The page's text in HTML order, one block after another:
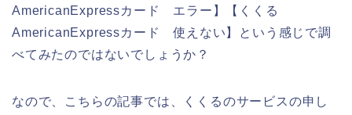
AmericanExpressカード エラー】【くくる
AmericanExpressカード 使えない】という感じで調
べてみたのではないでしょうか？
なので、こちらの記事では、くくるのサービスの申し